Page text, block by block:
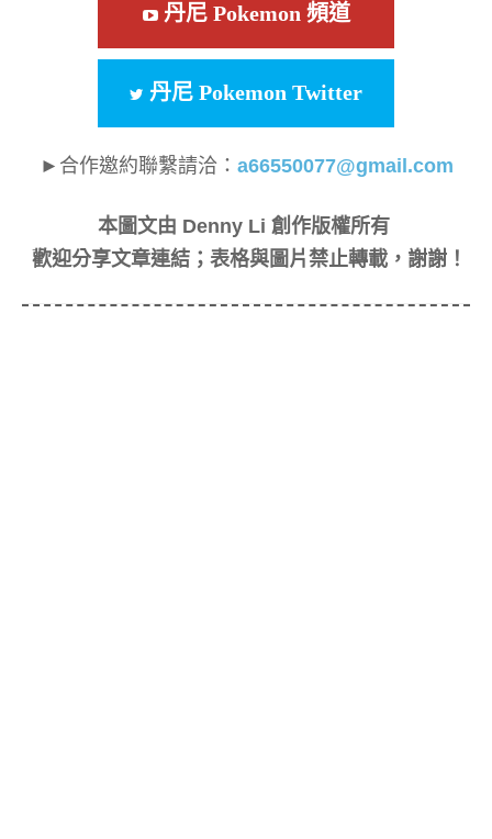
丹尼 Pokemon 頻道
丹尼 Pokemon Twitter
►合作邀約聯繫請洽： a66550077@gmail.com
本圖文由 Denny Li 創作版權所有
歡迎分享文章連結；表格與圖片禁止轉載，謝謝！